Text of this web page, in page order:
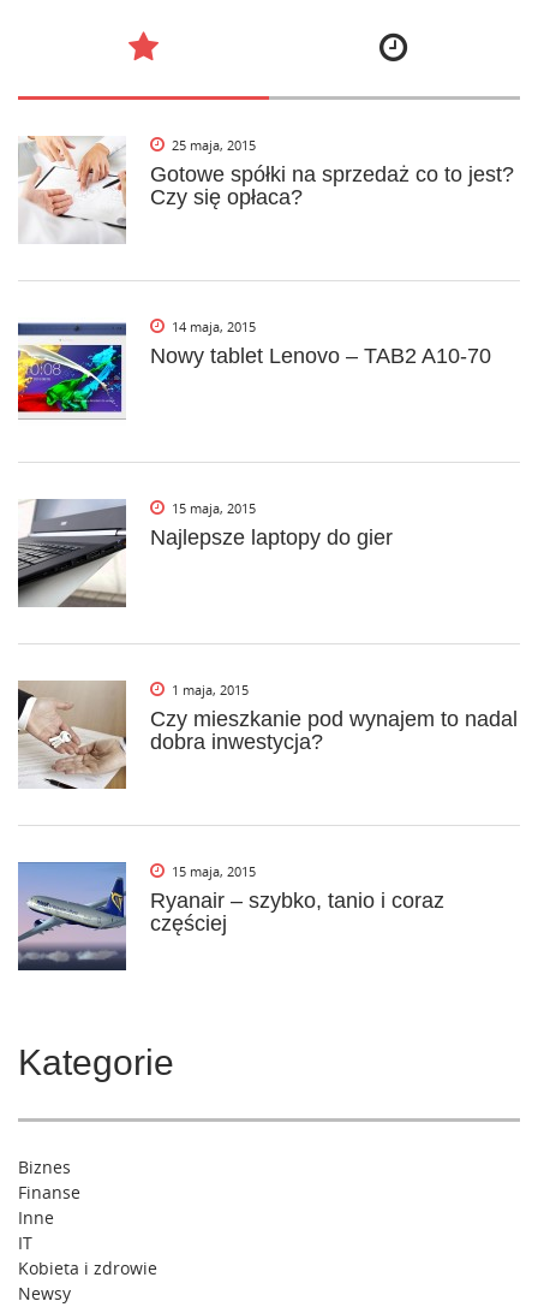
25 maja, 2015
Gotowe spółki na sprzedaż co to jest?
Czy się opłaca?
14 maja, 2015
Nowy tablet Lenovo – TAB2 A10-70
15 maja, 2015
Najlepsze laptopy do gier
1 maja, 2015
Czy mieszkanie pod wynajem to nadal
dobra inwestycja?
15 maja, 2015
Ryanair – szybko, tanio i coraz
częściej
Kategorie
Biznes
Finanse
Inne
IT
Kobieta i zdrowie
Newsy